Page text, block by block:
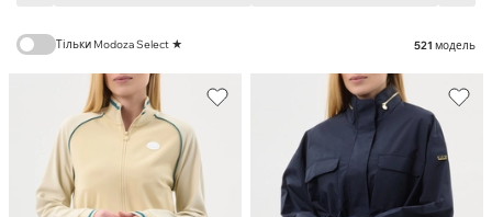
Тільки Modoza Select ★ 521 модель